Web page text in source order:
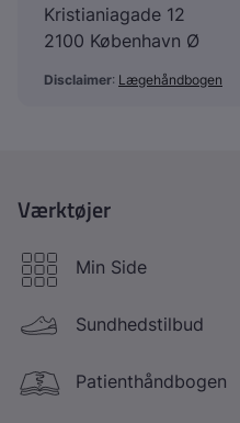
Kristianiagade 12
2100 København Ø
Disclaimer: Lægehåndbogen